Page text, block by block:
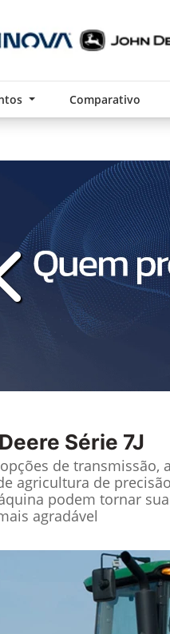
Comparativo
Série 7J
de transmissão,
agricultura de
podem tornar
agradável